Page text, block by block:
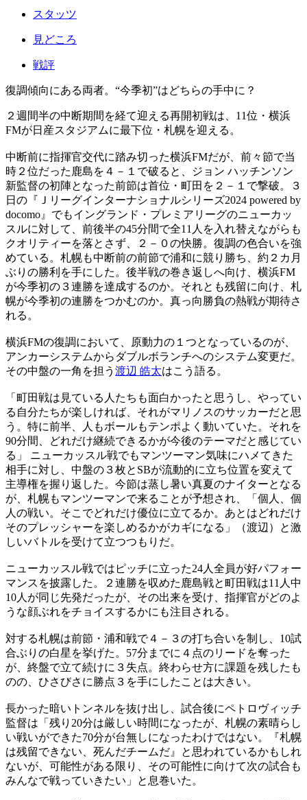
スタッツ
見どころ
戦評
復調傾向にある両者。“今季初”はどちらの手中に？
２週間半の中断期間を経て迎える再開初戦は、11位・横浜
FMが日産スタジアムに最下位・札幌を迎える。
中断前に指揮官交代に踏み切った横浜FMだが、前々節で当
時２位だった鹿島を４－１で破ると、ジョン ハッチンソン
新監督の初陣となった前節は首位・町田を２－１で撃破。３
日の『Ｊリーグインターナショナルシリーズ2024 powered by
docomo』でもイングランド・プレミアリーグのニューカッ
スルに対して、前後半の45分間で全11人を入れ替えながらも
クオリティーを落とさず、２－０の快勝。復調の色合いを強
めている。札幌も中断前の前節で浦和に競り勝ち、約２カ月
ぶりの勝利を手にした。後半戦の巻き返しへ向け、横浜FM
が今季初の３連勝を達成するのか。それとも残留に向け、札
幌が今季初の連勝をつかむのか。真っ向勝負の熱戦が期待さ
れる。
横浜FMの復調において、原動力の１つとなっているのが、
アンカーシステムからダブルボランチへのシステム変更だ。
その中盤の一角を担う 渡辺 皓太はこう語る。
「町田戦は見ている人たちも面白かったと思うし、やってい
る自分たちが楽しければ、それがマリノスのサッカーだと思
う。特に前半、人もボールもテンポよく動いていた。それを
90分間、どれだけ継続できるかが今後のテーマだと感じてい
る」 ニューカッスル戦でもマンツーマン気味にハメてきた
相手に対し、中盤の３枚とSBが流動的に立ち位置を変えて
主導権を握り返した。今節は蒸し暑い真夏のナイターとなる
が、札幌もマンツーマンで来ることが予想され、「個人、個
人の戦い。そこでどれだけ優位に立てるか。あとはどれだけ
そのプレッシャーを楽しめるかがカギになる」（渡辺）と激
しいバトルを受けて立つつもりだ。
ニューカッスル戦ではピッチに立った24人全員が好パフォー
マンスを披露した。２連勝を収めた鹿島戦と町田戦は11人中
10人が同じ先発だったが、その出来を受け、指揮官がどのよ
うな顔ぶれをチョイスするかにも注目される。
対する札幌は前節・浦和戦で４－３の打ち合いを制し、10試
合ぶりの白星を挙げた。57分までに４点のリードを奪った
が、終盤で立て続けに３失点。終わらせ方に課題を残したも
のの、ひさびさに勝点３を手にしたことは大きい。
長かった暗いトンネルを抜け出し、試合後にペトロヴィッチ
監督は「残り20分は厳しい時間になったが、札幌の素晴らし
い戦いができた70分が台無しになったわけではない。『札幌
は残留できない、死んだチームだ』と思われているかもしれ
ないが、可能性がある限り、その可能性に向けて次の試合も
みんなで戦っていきたい」と息巻いた。